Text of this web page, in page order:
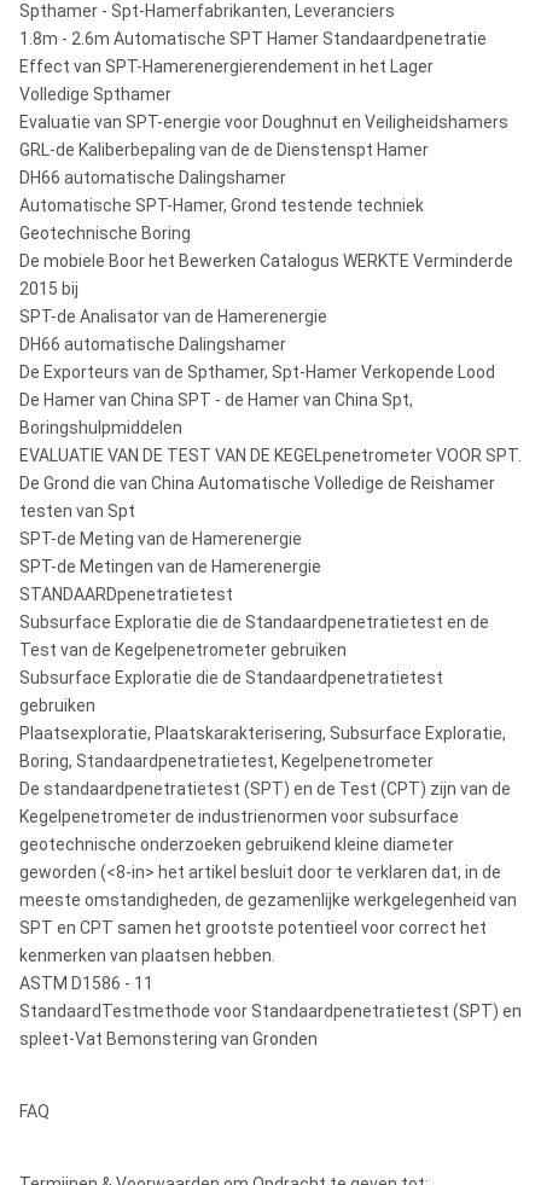
Spthamer - Spt-Hamerfabrikanten, Leveranciers
1.8m - 2.6m Automatische SPT Hamer Standaardpenetratie
Effect van SPT-Hamerenergierendement in het Lager
Volledige Spthamer
Evaluatie van SPT-energie voor Doughnut en Veiligheidshamers
GRL-de Kaliberbepaling van de de Dienstenspt Hamer
DH66 automatische Dalingshamer
Automatische SPT-Hamer, Grond testende techniek
Geotechnische Boring
De mobiele Boor het Bewerken Catalogus WERKTE Verminderde
2015 bij
SPT-de Analisator van de Hamerenergie
DH66 automatische Dalingshamer
De Exporteurs van de Spthamer, Spt-Hamer Verkopende Lood
De Hamer van China SPT - de Hamer van China Spt,
Boringshulpmiddelen
EVALUATIE VAN DE TEST VAN DE KEGELpenetrometer VOOR SPT.
De Grond die van China Automatische Volledige de Reishamer
testen van Spt
SPT-de Meting van de Hamerenergie
SPT-de Metingen van de Hamerenergie
STANDAARDpenetratietest
Subsurface Exploratie die de Standaardpenetratietest en de
Test van de Kegelpenetrometer gebruiken
Subsurface Exploratie die de Standaardpenetratietest
gebruiken
Plaatsexploratie, Plaatskarakterisering, Subsurface Exploratie,
Boring, Standaardpenetratietest, Kegelpenetrometer
De standaardpenetratietest (SPT) en de Test (CPT) zijn van de
Kegelpenetrometer de industrienormen voor subsurface
geotechnische onderzoeken gebruikend kleine diameter
geworden (<8-in> het artikel besluit door te verklaren dat, in de
meeste omstandigheden, de gezamenlijke werkgelegenheid van
SPT en CPT samen het grootste potentieel voor correct het
kenmerken van plaatsen hebben.
ASTM D1586 - 11
StandaardTestmethode voor Standaardpenetratietest (SPT) en
spleet-Vat Bemonstering van Gronden
FAQ